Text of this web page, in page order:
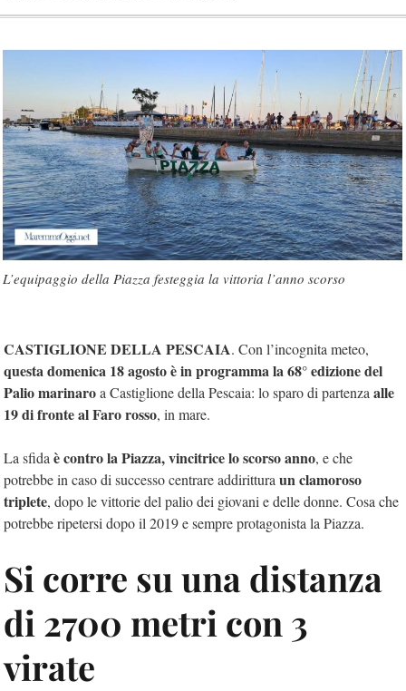
L’equipaggio della Piazza festeggia la vittoria l’anno scorso
CASTIGLIONE DELLA PESCAIA. Con l’incognita meteo,
questa domenica 18 agosto è in programma la 68° edizione del
Palio marinaroa Castiglione della Pescaia: lo sparo di partenza alle
19 di fronte al Faro rosso, in mare.
La sfida è contro la Piazza, vincitrice lo scorso anno, e che
potrebbe in caso di successo centrare addirittura un clamoroso
triplete, dopo le vittorie del palio dei giovani e delle donne. Cosa che
potrebbe ripetersi dopo il 2019 e sempre protagonista la Piazza.
Si corre su una distanza
di 2700 metri con 3
virate